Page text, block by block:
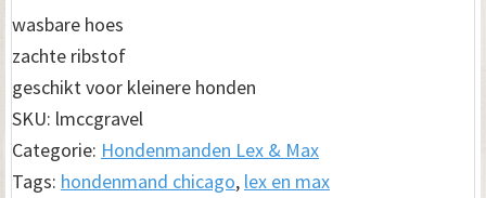
wasbare hoes
zachte ribstof
geschikt voor kleinere honden
SKU: lmccgravel
Categorie: Hondenmanden Lex & Max
Tags: hondenmand chicago, lex en max